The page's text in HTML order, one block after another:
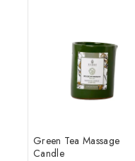
Green Tea Massage
Candle